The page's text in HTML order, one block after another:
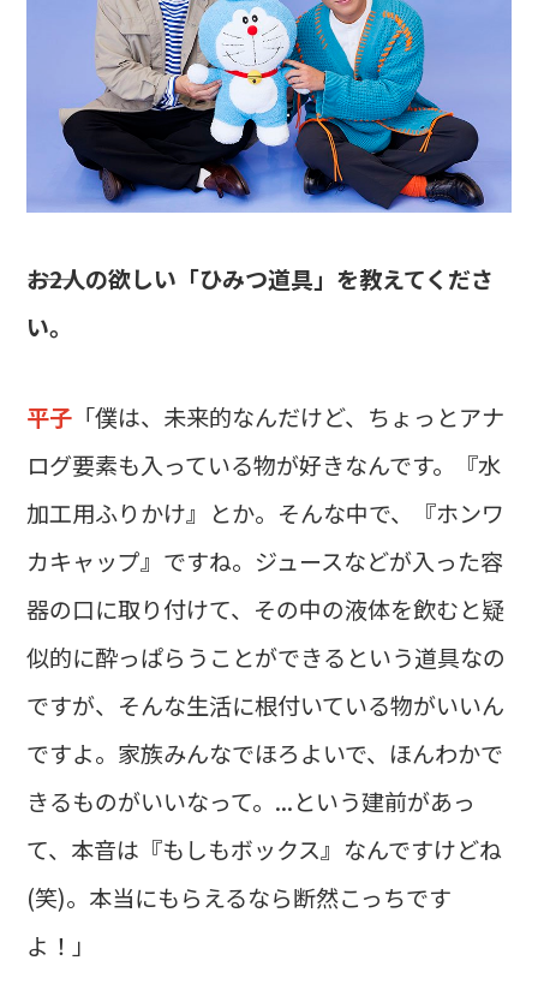
――お2人の欲しい「ひみつ道具」を教えてくださ
い。
平子 「僕は、未来的なんだけど、ちょっとアナ
ログ要素も入っている物が好きなんです。『水
加工用ふりかけ』とか。そんな中で、『ホンワ
カキャップ』ですね。ジュースなどが入った容
器の口に取り付けて、その中の液体を飲むと疑
似的に酔っぱらうことができるという道具なの
ですが、そんな生活に根付いている物がいいん
ですよ。家族みんなでほろよいで、ほんわかで
きるものがいいなって。...という建前があっ
て、本音は『もしもボックス』なんですけどね
(笑)。本当にもらえるなら断然こっちです
よ！」